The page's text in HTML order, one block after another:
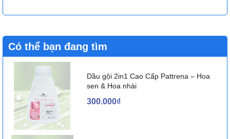
Có thể bạn đang tìm
Dầu gội 2in1 Cao Cấp Pattrena – Hoa
sen & Hoa nhài
300.000₫